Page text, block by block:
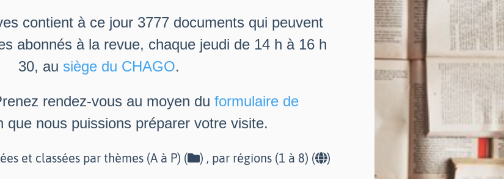
contient à ce jour 3777 documents qui peuvent
abonnés à la revue, chaque jeudi de 14 h à 16 h
30, au siège du CHAGO.
rendez-vous au moyen du formulaire de
que nous puissions préparer votre visite.
et classées par thèmes (A à P) ( ) , par régions (1 à 8) (
)